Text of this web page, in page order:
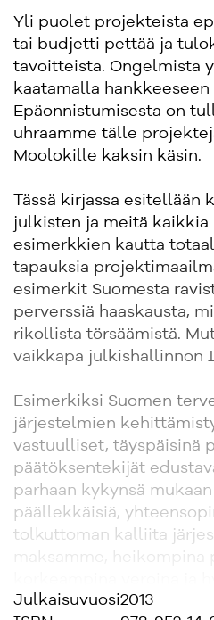
Yli puolet projekteista
tai budjetti pettää ja
tavoitteista. Ongelmista
kaatamalla hankkeeseen
Epäonnistumisesta on
uhraamme tälle
Moolokille kaksin käsin.
Tässä kirjassa esitellään
julkisten ja meitä kaikkia
esimerkkien kautta
tapauksia
esimerkit Suomesta
perverssiä haaskausta,
rikollista törsäämistä.
vaikkapa julkishallinnon
Esimerkiksi Suomen
järjestelmien
vastuulliset, täyspäisinä
päätöksentekijät
parhaan kykynsä
päällekkäisiä,
tolkuttoman kalliita
uhraamme kaksin käsin
Julkaisuvuosi2013